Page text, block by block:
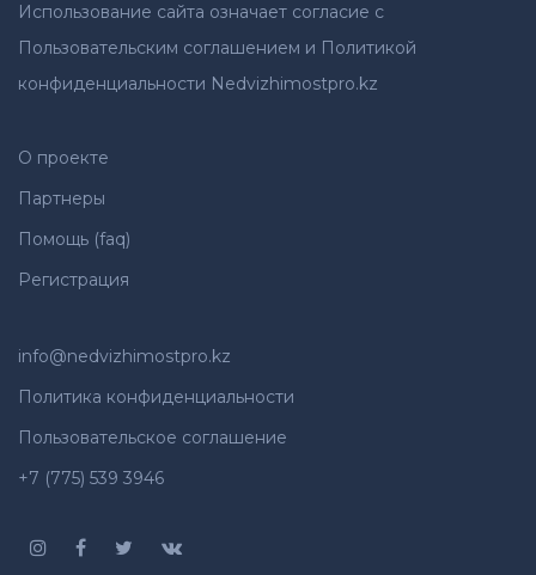
Использование сайта означает согласие с
Пользовательским соглашением и Политикой
конфиденциальности Nedvizhimostpro.kz
О проекте
Партнеры
Помощь (faq)
Регистрация
info@nedvizhimostpro.kz
Политика конфиденциальности
Пользовательское соглашение
+7 (775) 539 3946